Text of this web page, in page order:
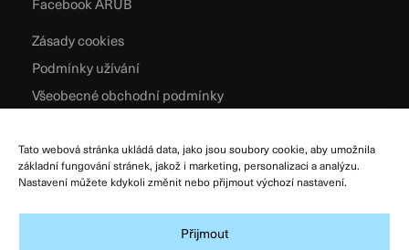
Tato webová stránka ukládá data, jako jsou soubory cookie, aby umožnila
základní fungování stránek, jakož i marketing, personalizaci a analýzu.
Nastavení můžete kdykoli změnit nebo přijmout výchozí nastavení.
Přijmout
Zásady cookies
Podmínky užívání
Všeobecné obchodní podmínky